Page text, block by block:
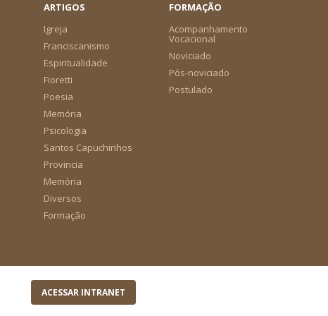
ARTIGOS
Igreja
Franciscanismo
Espiritualidade
Fioretti
Poesia
Memória
Psicologia
Santos Capuchinhos
Provincia
Memória
Diversos
Formação
FORMAÇÃO
Acompanhamento
Vocacional
Noviciado
Pós-noviciado
Postulado
ACESSAR INTRANET